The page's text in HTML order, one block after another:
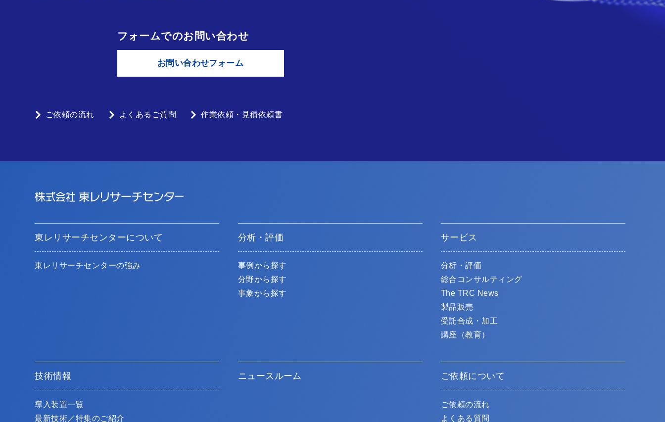
フォームでのお問い合わせ
お問い合わせフォーム
ご依頼の流れ よくあるご質問 作業依頼・見積依頼書
東レリサーチセンターについて
東レリサーチセンターの強み
分析・評価
事例から探す
分野から探す
事象から探す
サービス
分析・評価
総合コンサルティング
The TRC News
製品販売
受託合成・加工
講座（教育）
技術情報
導入装置一覧
最新技術／特集のご紹介
ニュースルーム ご依頼について
ご依頼の流れ
よくある質問